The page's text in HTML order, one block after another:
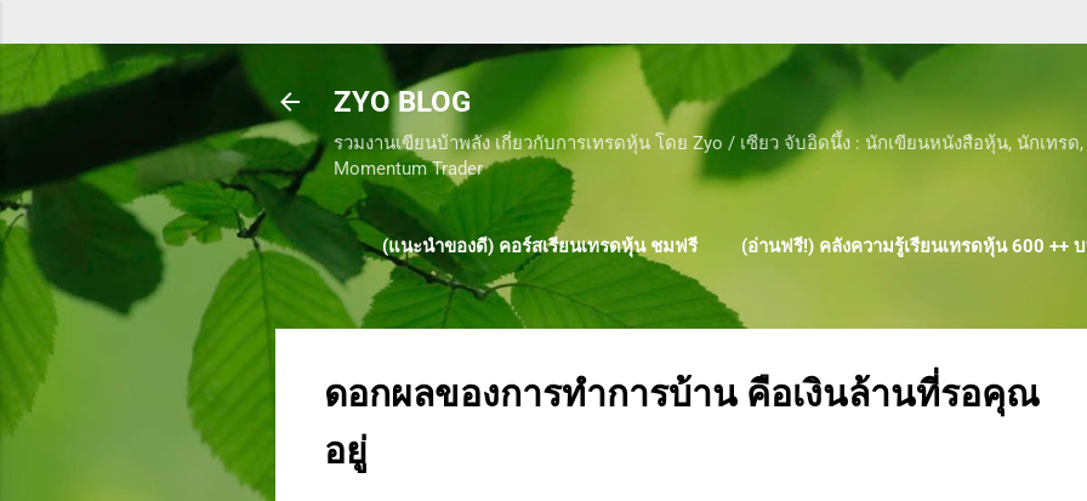
ZYO BLOG
รวมงานเขียนบ้าพลัง เกี่ยวกับการเทรดหุ้น โดย Zyo / เซียว จับอิดนึ้ง : นักเขียนหนังสือหุ้น, นักเทรด,
Momentum Trader
(แนะนำของดี) คอร์สเรียนเทรดหุ้น ชมฟรี (อ่านฟรี!) คลังความรู้เรียนเทรดหุ้น 600 ++
ดอกผลของการทำการบ้าน คือเงินล้านที่รอคุณ
อยู่